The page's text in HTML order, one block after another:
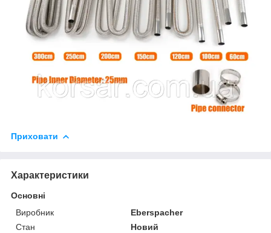
Приховати
Характеристики
Основні
Виробник
Eberspacher
Стан
Новий